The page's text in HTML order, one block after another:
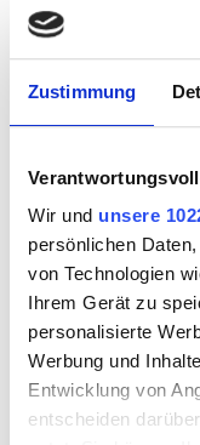
Zustimmung
Wir und unsere
persönlichen
von Technologien
Ihrem Gerät zu
personalisierte
Werbung und
Entwicklung von
entscheiden
BULLSEYE
30F CA